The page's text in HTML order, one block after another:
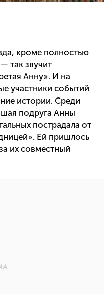
кроме полностью
так звучит
Анну». И на
участники событий
истории. Среди
подруга Анны
пострадала от
Ей пришлось
их совместный